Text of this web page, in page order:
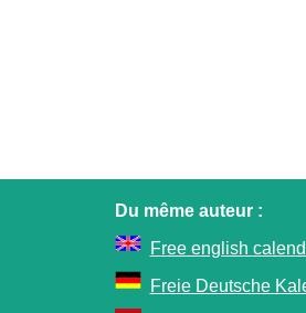
Du même auteur :
Free english
Freie Deutsche